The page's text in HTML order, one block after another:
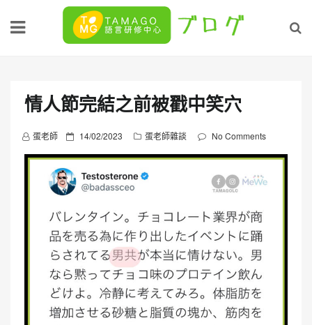
情人節完結之前被戳中笑穴
蛋老師
P
o
t
d
o
n
14/02/2023 蛋老師雜談 No Comments